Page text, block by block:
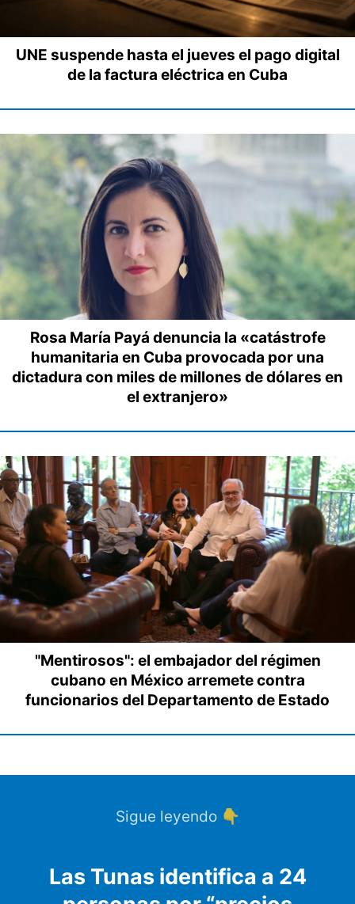
UNE suspende hasta el jueves el pago digital
de la factura eléctrica en Cuba
Rosa María Payá denuncia la «catástrofe
humanitaria en Cuba provocada por una
dictadura con miles de millones de dólares en
el extranjero»
"Mentirosos": el embajador del régimen
cubano en México arremete contra
funcionarios del Departamento de Estado
Sigue leyendo 👇